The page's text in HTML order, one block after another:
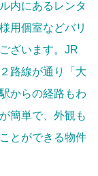
内にあるレンタ
用個室などバリ
ざいます。JR
路線が通り「大
からの経路もわ
簡単で、外観も
とができる物件